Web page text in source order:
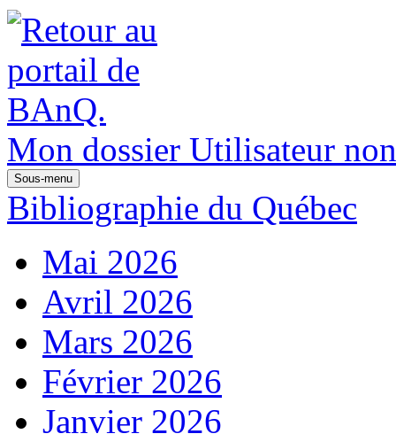
Mon dossier Utilisateur
Sous-menu
Bibliographie du Québec
Mai 2026
Avril 2026
Mars 2026
Février 2026
Janvier 2026